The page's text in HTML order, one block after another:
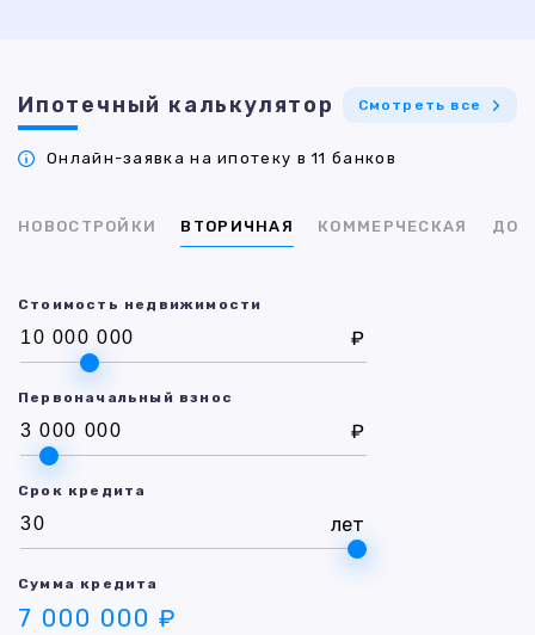
Ипотечный калькулятор Смотреть все
Онлайн-заявка на ипотеку в 11 банков
НОВОСТРОЙКИ ВТОРИЧНАЯ КОММЕРЧЕСКАЯ ДОМ
Стоимость недвижимости
₽
Первоначальный взнос
₽
Срок кредита
лет
Сумма кредита
7 000 000 ₽